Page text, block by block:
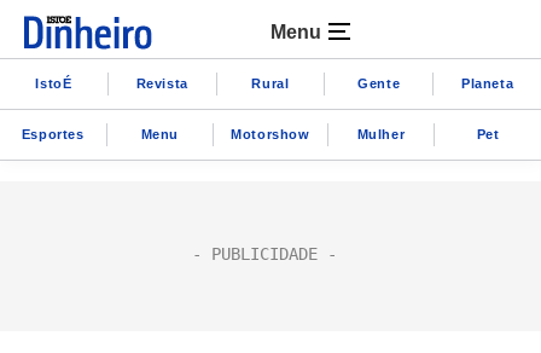
Menu
IstoÉ Revista Rural Gente Planeta
Esportes Menu Motorshow Mulher Pet